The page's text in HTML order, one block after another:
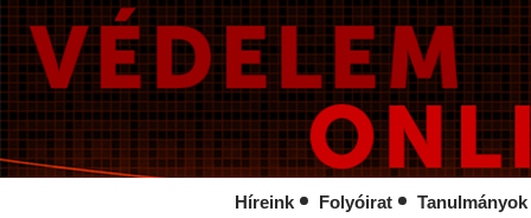
Híreink Folyóirat Tanulmányok